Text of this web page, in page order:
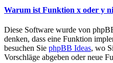
Warum ist Funktion x oder y
Diese Software wurde von
denken, dass eine Funktion
besuchen Sie phpBB Ideas, wo
Vorschläge abgeben oder neue